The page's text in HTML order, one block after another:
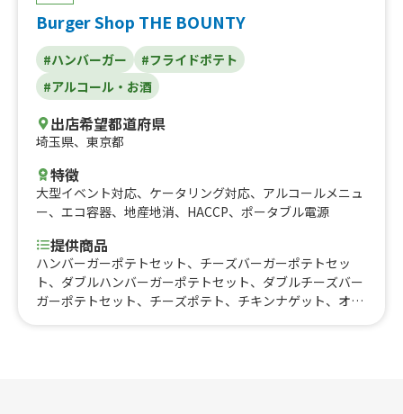
Burger Shop THE BOUNTY
#ハンバーガー
#フライドポテト
#アルコール・お酒
出店希望都道府県
埼玉県、 東京都
特徴
大型イベント対応、 ケータリング対応、 アルコールメニュ
ー、 エコ容器、 地産地消、 HACCP、 ポータブル電源
提供商品
ハンバーガーポテトセット、チーズバーガーポテトセッ
ト、ダブルハンバーガーポテトセット、ダブルチーズバー
ガーポテトセット、チーズポテト、チキンナゲット、オニ